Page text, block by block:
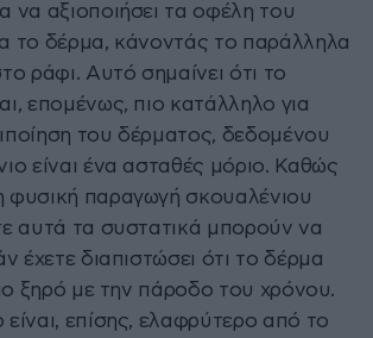
να αξιοποιήσει τα οφέλη του
το δέρμα, κάνοντάς το παράλληλα
ράφι. Αυτό σημαίνει ότι το
επομένως, πιο κατάλληλο για
του δέρματος, δεδομένου
είναι ένα ασταθές μόριο. Καθώς
φυσική παραγωγή σκουαλένιου
αυτά τα συστατικά μπορούν να
έχετε διαπιστώσει ότι το δέρμα
ξηρό με την πάροδο του χρόνου.
επίσης, ελαφρύτερο από το